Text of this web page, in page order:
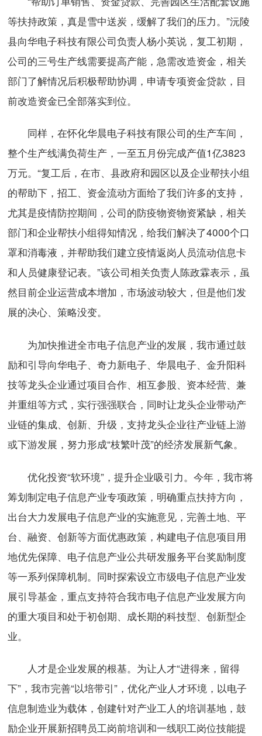
等扶持政策，真是雪中送炭，缓解了我们的压力。”沅陵
县向华电子科技有限公司负责人杨小英说，复工初期，
公司的三号生产线需要提高产能，急需改造资金，相关
部门了解情况后积极帮助协调，申请专项资金贷款，目
前改造资金已全部落实到位。
同样，在怀化华晨电子科技有限公司的生产车间，
整个生产线满负荷生产，一至五月份完成产值1亿3823
万元。“复工后，在市、县政府和园区以及企业帮扶小组
的帮助下，招工、资金流动方面给了我们许多的支持，
尤其是疫情防控期间，公司的防疫物资物资紧缺，相关
部门和企业帮扶小组得知情况，给我们解决了4000个口
罩和消毒液，并帮助我们建立疫情返岗人员流动信息卡
和人员健康登记表。”该公司相关负责人陈政霖表示，虽
然目前企业运营成本增加，市场波动较大，但是他们发
展的决心、策略没变。
为加快推进全市电子信息产业的发展，我市通过鼓
励和引导向华电子、奇力新电子、华晨电子、金升阳科
技等龙头企业通过项目合作、相互参股、资本经营、兼
并重组等方式，实行强强联合，同时让龙头企业带动产
业链的集成、创新、升级，支持龙头企业往产业链上游
或下游发展，努力形成“枝繁叶茂”的经济发展新气象。
优化投资“软环境”，提升企业吸引力。今年，我市将
筹划制定电子信息产业专项政策，明确重点扶持方向，
出台大力发展电子信息产业的实施意见，完善土地、平
台、融资、创新等方面优惠政策，构建电子信息项目用
地优先保障、电子信息产业公共研发服务平台奖励制度
等一系列保障机制。同时探索设立市级电子信息产业发
展引导基金，重点支持符合我市电子信息产业发展方向
的重大项目和处于初创期、成长期的科技型、创新型企
业。
人才是企业发展的根基。为让人才“进得来，留得
下”，我市完善“以培带引”，优化产业人才环境，以电子
信息制造业为载体，创建针对产业工人的培训基地，鼓
励企业开展新招聘员工岗前培训和一线职工岗位技能提